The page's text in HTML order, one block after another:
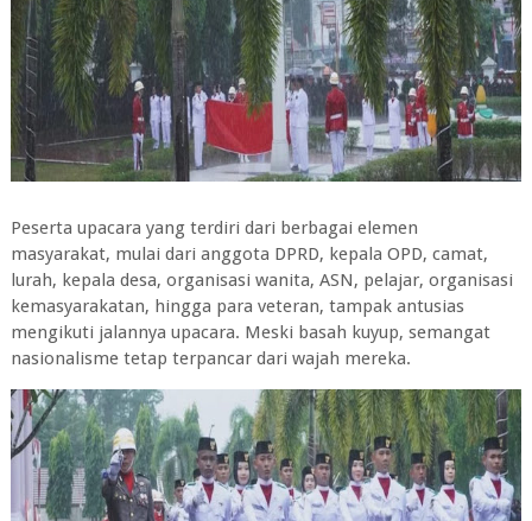
Peserta upacara yang terdiri dari berbagai elemen
masyarakat, mulai dari anggota DPRD, kepala OPD, camat,
lurah, kepala desa, organisasi wanita, ASN, pelajar, organisasi
kemasyarakatan, hingga para veteran, tampak antusias
mengikuti jalannya upacara. Meski basah kuyup, semangat
nasionalisme tetap terpancar dari wajah mereka.